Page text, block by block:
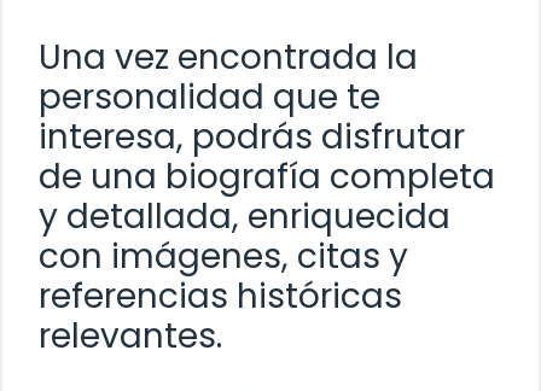
Una vez encontrada la
personalidad que te
interesa, podrás disfrutar
de una biografía completa
y detallada, enriquecida
con imágenes, citas y
referencias históricas
relevantes.